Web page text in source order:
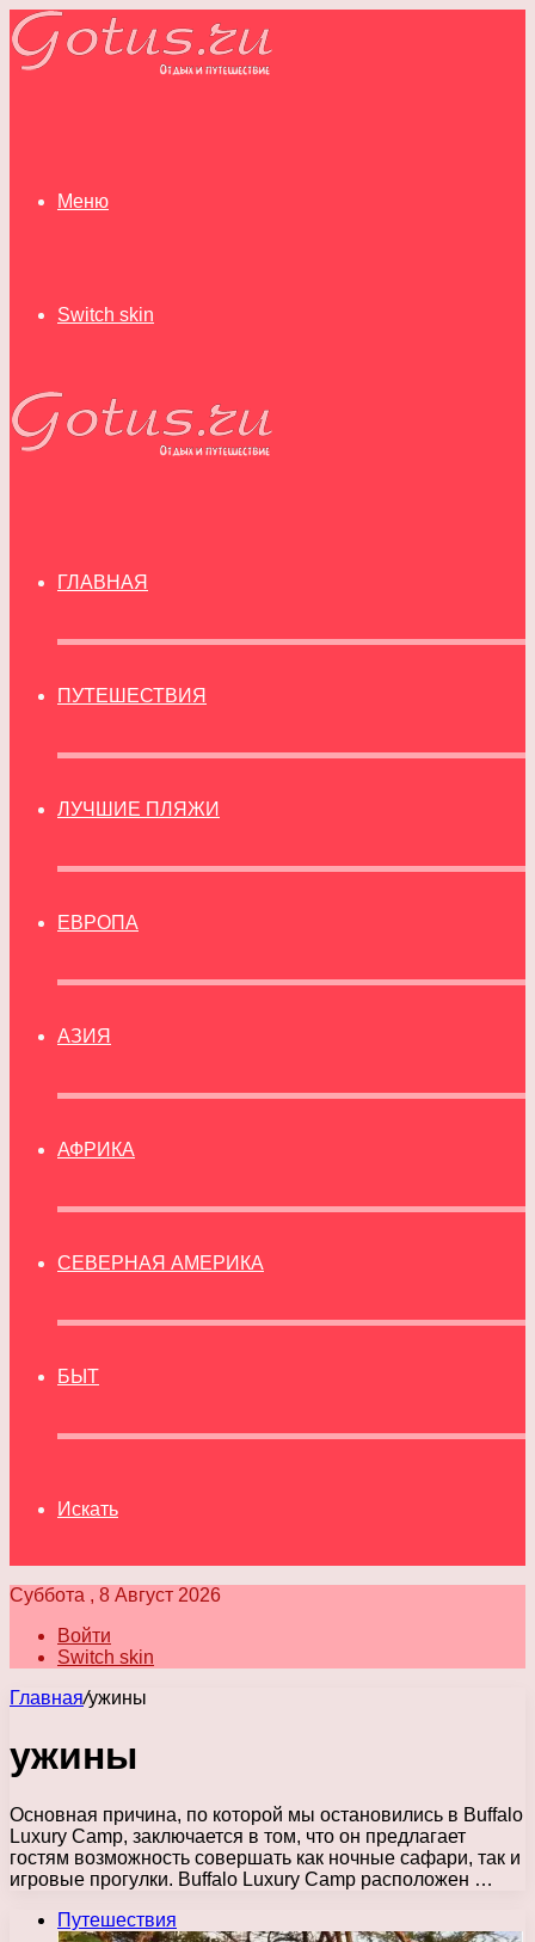
Меню
Switch skin
ГЛАВНАЯ
ПУТЕШЕСТВИЯ
ЛУЧШИЕ ПЛЯЖИ
ЕВРОПА
АЗИЯ
АФРИКА
СЕВЕРНАЯ АМЕРИКА
БЫТ
Искать
Суббота , 8 Август 2026
Войти
Switch skin
Главная/ужины
ужины
Основная причина, по которой мы остановились в Buffalo
Luxury Camp, заключается в том, что он предлагает
гостям возможность совершать как ночные сафари, так и
игровые прогулки. Buffalo Luxury Camp расположен …
Путешествия